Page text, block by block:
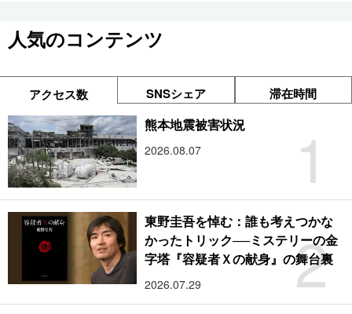
人気のコンテンツ
アクセス数 SNSシェア 滞在時間
1
熊本地震被害状況
2026.08.07
2
東野圭吾を悼む：誰も考えつかな
かったトリック──ミステリーの金
字塔『容疑者Ｘの献身』の舞台裏
2026.07.29